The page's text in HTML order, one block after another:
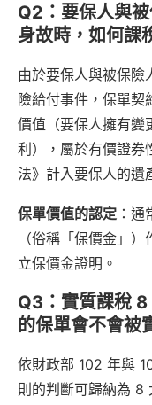
Q2：要保人與
身故時，如何課
由於要保人與被保險
險給付事件，保單契
價值（要保人擁有變
利），屬於有價證券
法》計入要保人的遺
保單價值的認定 ：
（俗稱「保價金」
立保價金證明。
Q3：實質課稅
的保單會不會被
依財政部 102 年與
則的判斷可歸納為 8